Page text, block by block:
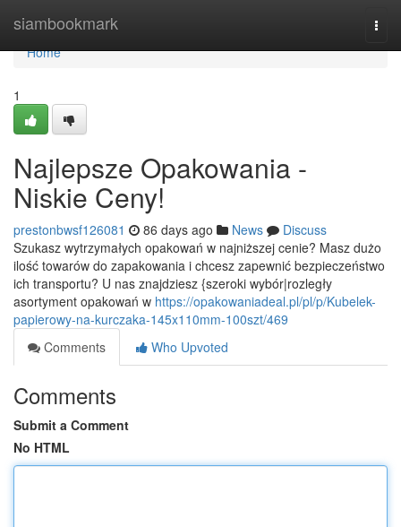
siambookmark
Home
Home
1
Najlepsze Opakowania -
Niskie Ceny!
prestonbwsf126081 86 days ago News
Discuss
Szukasz wytrzymałych opakowań w najniższej cenie? Masz dużo
ilość towarów do zapakowania i chcesz zapewnić bezpieczeństwo
ich transportu? U nas znajdziesz {szeroki wybór|rozległy
asortyment opakowań w https://opakowaniadeal.pl/pl/p/Kubelek-
papierowy-na-kurczaka-145x110mm-100szt/469
Comments
Who Upvoted
Comments
Submit a Comment
No HTML